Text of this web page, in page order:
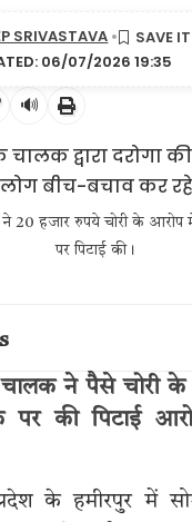
06/07/2026 19:35
SRIVASTAVA
🔊
20 हजार रुपये चोरी के आरोप
पर पिटाई की।
चालक ने पैसे चोरी के
की पिटाई
प्रदेश के हमीरपुर में